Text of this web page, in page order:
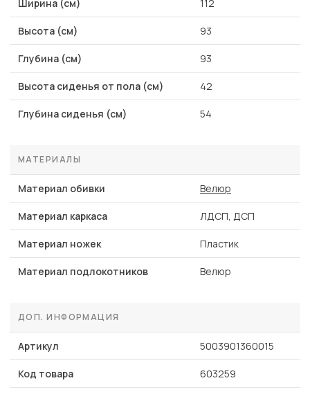
Ширина (см) 112
Высота (см) 93
Глубина (см) 93
Высота сиденья от пола (см) 42
Глубина сиденья (см) 54
МАТЕРИАЛЫ
Материал обивки Велюр
Материал каркаса ЛДСП, ДСП
Материал ножек Пластик
Материал подлокотников Велюр
ДОП. ИНФОРМАЦИЯ
Артикул 5003901360015
Код товара 603259